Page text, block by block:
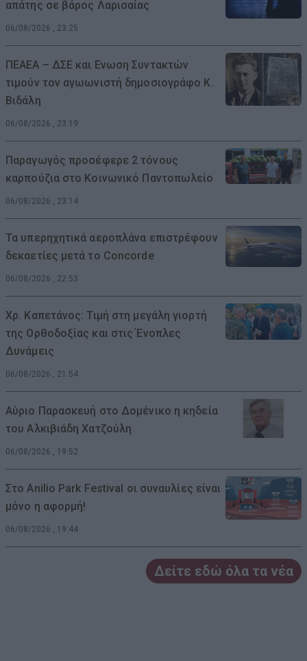
απάτης σε βάρος Λαρισαίας
06/08/2026 , 23:25
ΠΕΑΕΑ – ΔΣΕ και Ενωση Συντακτών
τιμούν τον αγωωνιστή δημοσιογράφο Κ.
Βιδάλη
06/08/2026 , 23:19
Παραγωγός προσέφερε 2 τόνους
καρπούζια στο Κοινωνικό Παντοπωλείο
06/08/2026 , 23:14
Τα υπερηχητικά αεροπλάνα επιστρέφουν
δεκαετίες μετά το Concorde
06/08/2026 , 22:53
Χρ. Καπετάνος: Τιμή στη μεγάλη γιορτή
της Ορθοδοξίας και στις Ένοπλες
Δυνάμεις
06/08/2026 , 21:54
Αύριο Παρασκευή στο Δομένικο η κηδεία
του Αλκιβιάδη Χατζούλη
06/08/2026 , 19:52
Στο Anilio Park Festival οι συναυλίες είναι
μόνο η αφορμή!
06/08/2026 , 19:44
Δείτε εδώ όλα τα νέα